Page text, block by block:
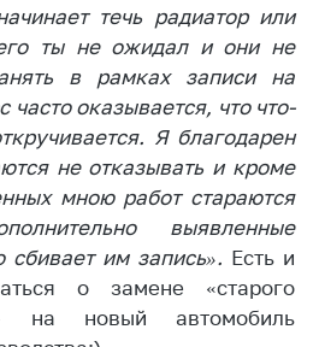
течь радиатор или
ты не ожидал и они не
в рамках записи на
оказывается, что что-
Я благодарен
не отказывать и кроме
мною работ стараются
выявленные
сбивает им запись». Есть и
о замене «старого
на новый автомобиль